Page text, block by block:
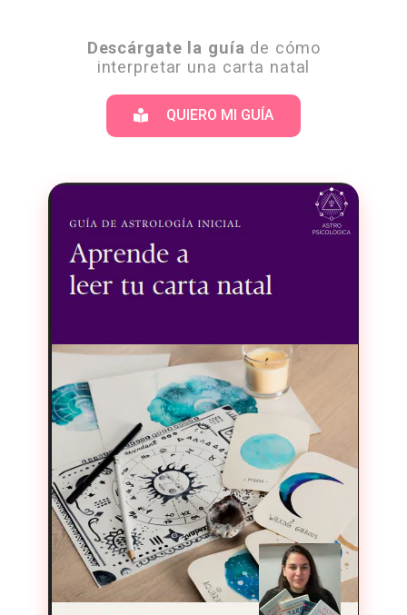
Descárgate la guía de cómo
interpretar una carta natal
QUIERO MI GUÍA